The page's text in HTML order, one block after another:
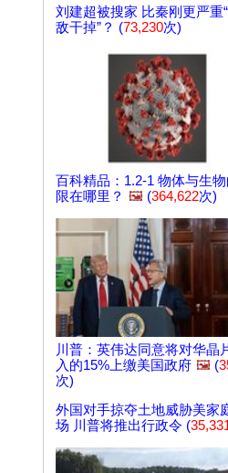
刘建超被搜家 比秦刚更严重
敌干掉”？ (73,230次)
百科精品：1.2-1 物体与生
限在哪里？ 🖼️ (364,622次)
川普：英伟达同意将对华晶
入的15%上缴美国政府 🖼️ (
次)
外国对手掠夺土地威胁美家
场 川普将推出行政令 (